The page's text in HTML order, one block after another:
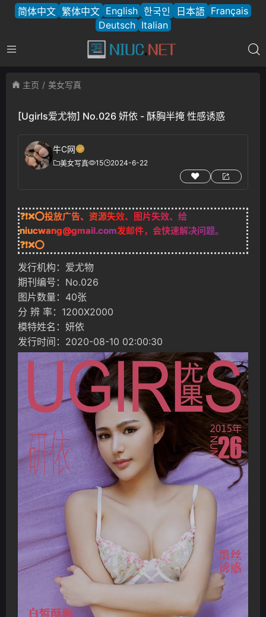
简体中文 繁体中文 English 한국인 日本語 Français
Deutsch Italian
主页 美女写真
[Ugirls爱尤物] No.026 妍依 - 酥胸半掩 性感诱惑
牛C网
美女写真 15 2024-6-22
❓❗❌⭕投放广告、资源失效、图片失效、给
niucwang@gmail.com发邮件，会快速解决问题。
❓❗❌⭕
发行机构：爱尤物
期刊编号：No.026
图片数量：40张
分 辨 率：1200X2000
模特姓名：妍依
发行时间：2020-08-10 02:00:30